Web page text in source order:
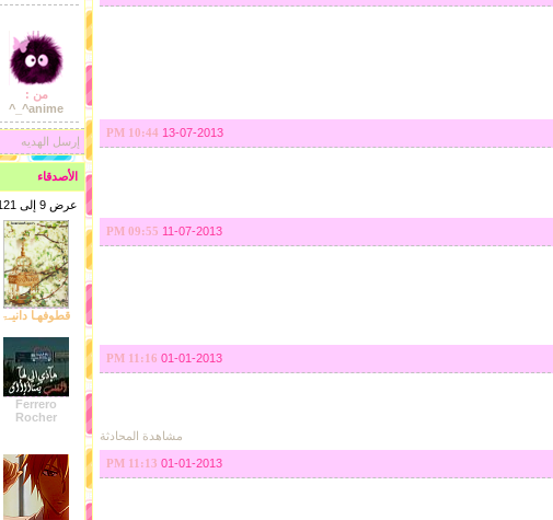
13-07-2013
10:44 PM
11-07-2013
09:55 PM
01-01-2013
11:16 PM
مشاهدة المحادثة
01-01-2013
11:13 PM
من :
anime^_^
إرسل الهديه
الأصدقاء
عرض 9 إلى 121 من الأصدقاء
قطوفهـا دانيـۃ
Ferrero
Rocher